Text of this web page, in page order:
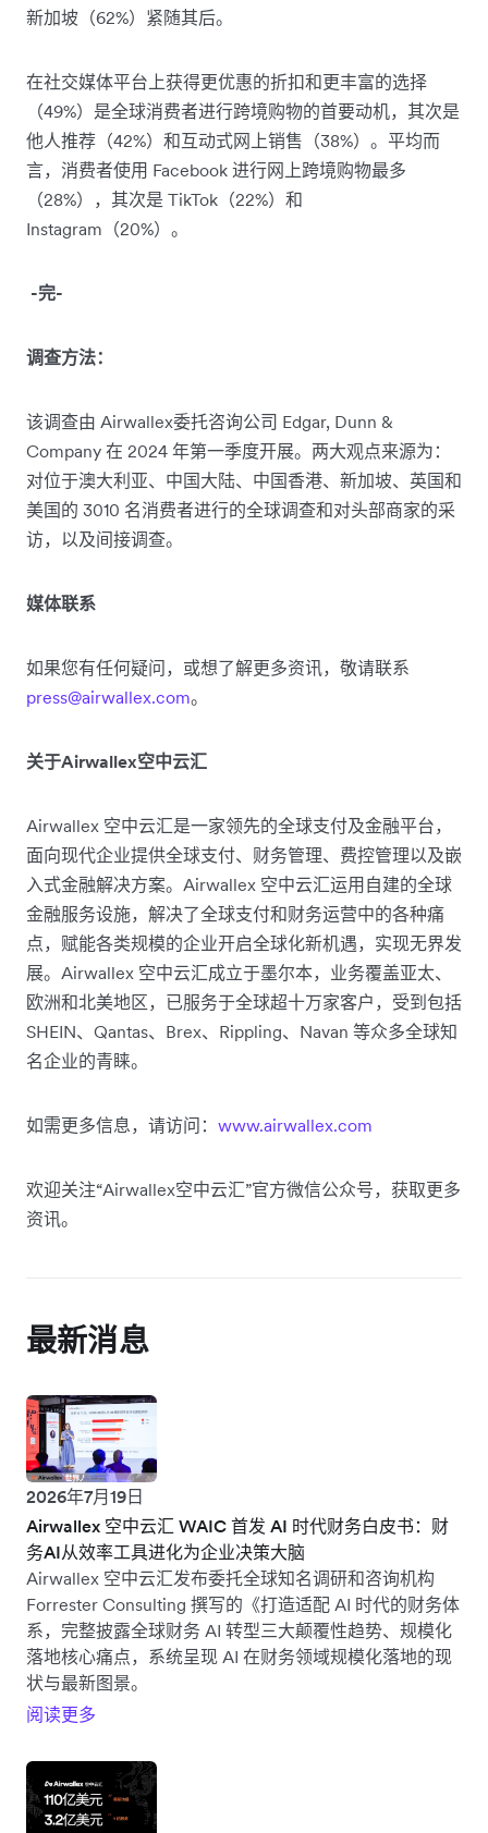
新加坡（62%）紧随其后。
在社交媒体平台上获得更优惠的折扣和更丰富的选择
（49%）是全球消费者进行跨境购物的首要动机，其次是
他人推荐（42%）和互动式网上销售（38%）。平均而
言，消费者使用 Facebook 进行网上跨境购物最多
（28%），其次是 TikTok（22%）和
Instagram（20%）。
-完-
调查方法：
该调查由 Airwallex委托咨询公司 Edgar, Dunn &
Company 在 2024 年第一季度开展。两大观点来源为：
对位于澳大利亚、中国大陆、中国香港、新加坡、英国和
美国的 3010 名消费者进行的全球调查和对头部商家的采
访，以及间接调查。
媒体联系
如果您有任何疑问，或想了解更多资讯，敬请联系
press@airwallex.com。
关于Airwallex空中云汇
Airwallex 空中云汇是一家领先的全球支付及金融平台，
面向现代企业提供全球支付、财务管理、费控管理以及嵌
入式金融解决方案。Airwallex 空中云汇运用自建的全球
金融服务设施，解决了全球支付和财务运营中的各种痛
点，赋能各类规模的企业开启全球化新机遇，实现无界发
展。Airwallex 空中云汇成立于墨尔本，业务覆盖亚太、
欧洲和北美地区，已服务于全球超十万家客户，受到包括
SHEIN、Qantas、Brex、Rippling、Navan 等众多全球知
名企业的青睐。
如需更多信息，请访问： www.airwallex.com
欢迎关注“Airwallex空中云汇”官方微信公众号，获取更多
资讯。
最新消息
2026年7月19日
Airwallex 空中云汇 WAIC 首发 AI 时代财务白皮书：财
务AI从效率工具进化为企业决策大脑
Airwallex 空中云汇发布委托全球知名调研和咨询机构
Forrester Consulting 撰写的《打造适配 AI 时代的财务体
系，完整披露全球财务 AI 转型三大颠覆性趋势、规模化
落地核心痛点，系统呈现 AI 在财务领域规模化落地的现
状与最新图景。
阅读更多